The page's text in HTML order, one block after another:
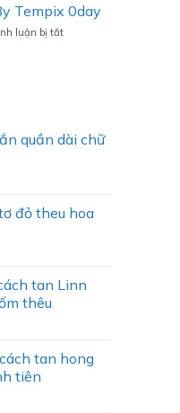
Tempix
0day
Tempix 0day
luận bị tắtở
quần dài chữ
đỏ theu hoa
tan Linn
thêu
tan hong
tiên